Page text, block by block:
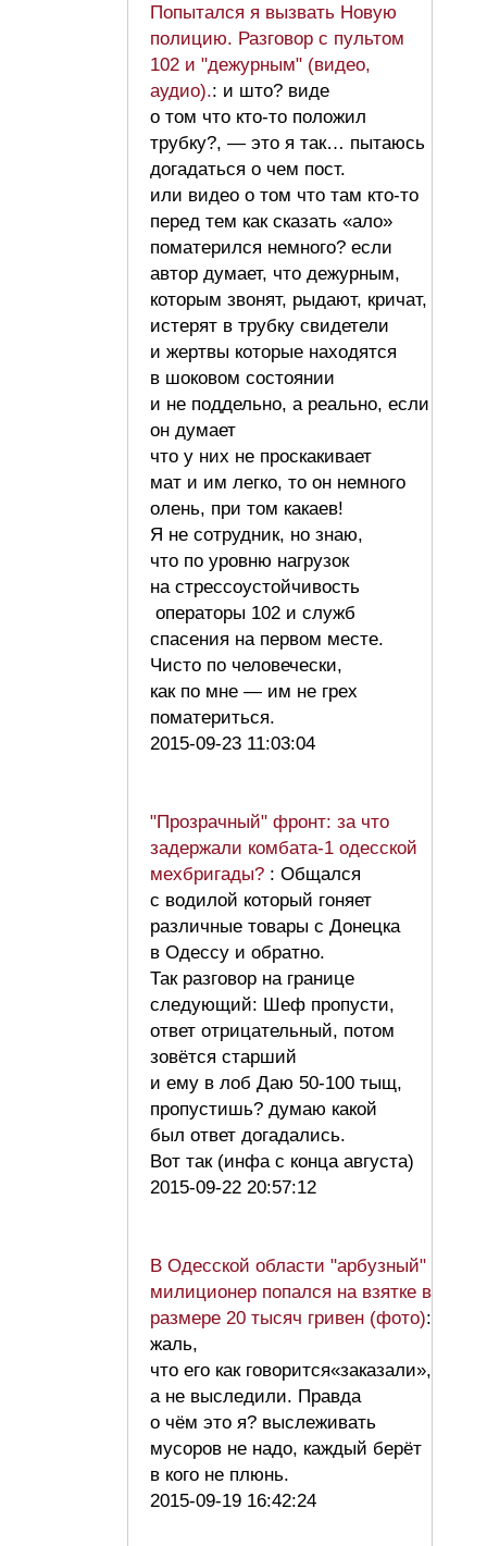
Попытался я вызвать Новую
полицию. Разговор с пультом
102 и "дежурным" (видео,
аудио).: и што? виде
о том что кто-то положил
трубку?, — это я так… пытаюсь
догадаться о чем пост.
или видео о том что там кто-то
перед тем как сказать «ало»
поматерился немного? если
автор думает, что дежурным,
которым звонят, рыдают, кричат,
истерят в трубку свидетели
и жертвы которые находятся
в шоковом состоянии
и не поддельно, а реально, если
он думает
что у них не проскакивает
мат и им легко, то он немного
олень, при том какаев!
Я не сотрудник, но знаю,
что по уровню нагрузок
на стрессоустойчивость
операторы 102 и служб
спасения на первом месте.
Чисто по человечески,
как по мне — им не грех
поматериться.
2015-09-23 11:03:04
"Прозрачный" фронт: за что
задержали комбата-1 одесской
мехбригады? : Общался
с водилой который гоняет
различные товары с Донецка
в Одессу и обратно.
Так разговор на границе
следующий: Шеф пропусти,
ответ отрицательный, потом
зовётся старший
и ему в лоб Даю 50-100 тыщ,
пропустишь? думаю какой
был ответ догадались.
Вот так (инфа с конца августа)
2015-09-22 20:57:12
В Одесской области "арбузный"
милиционер попался на взятке в
размере 20 тысяч гривен (фото):
жаль,
что его как говорится«заказали»,
а не выследили. Правда
о чём это я? выслеживать
мусоров не надо, каждый берёт
в кого не плюнь.
2015-09-19 16:42:24